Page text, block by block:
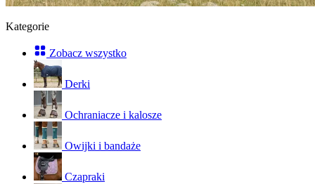
Kategorie
Zobacz wszystko
Derki
Ochraniacze i kalosze
Owijki i bandaże
Czapraki